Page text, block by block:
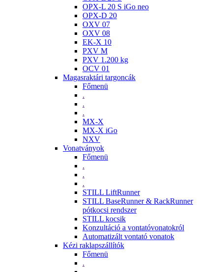
OPX-L 20 S iGo neo
OPX-D 20
OXV 07
OXV 08
EK-X 10
PXV M
PXV 1.200 kg
OCV 01
Magasraktári targoncák
Főmenü
.
.
.
MX-X
MX-X iGo
NXV
Vonatványok
Főmenü
.
.
.
STILL LiftRunner
STILL BaseRunner & RackRunner
pótkocsi rendszer
STILL kocsik
Konzultáció a vontatóvonatokról
Automatizált vontató vonatok
Kézi raklapszállítók
Főmenü
.